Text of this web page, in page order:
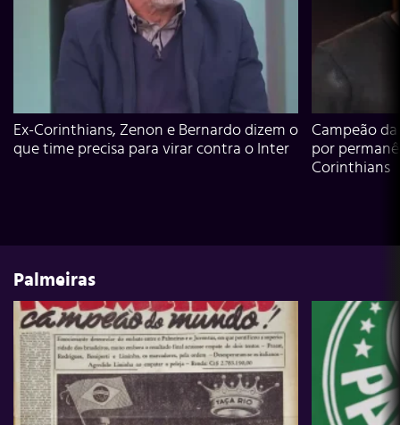
Ex-Corinthians, Zenon e Bernardo dizem o
que time precisa para virar contra o Inter
Campeão
por
Corinthians
Palmeiras